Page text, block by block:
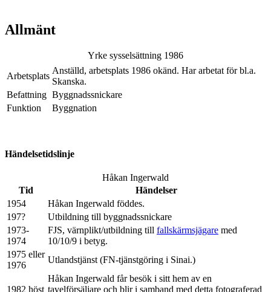
Allmänt
Yrke sysselsättning 1986
Arbetsplats
Anställd, arbetsplats 1986 okänd. Har arbetat för bl.a.
Skanska.
Befattning Byggnadssnickare
Funktion
Byggnation
Händelsetidslinje
Håkan Ingerwald
Tid
Händelser
1954
Håkan Ingerwald föddes.
197?
Utbildning till byggnadssnickare
1973-
1974
FJS, värnplikt/utbildning till fallskärmsjägare med
10/10/9 i betyg.
1975 eller
1976
Utlandstjänst (FN-tjänstgöring i Sinai.)
1982 höst
Håkan Ingerwald får besök i sitt hem av en
tavelförsäljare och blir i samband med detta fotograferad